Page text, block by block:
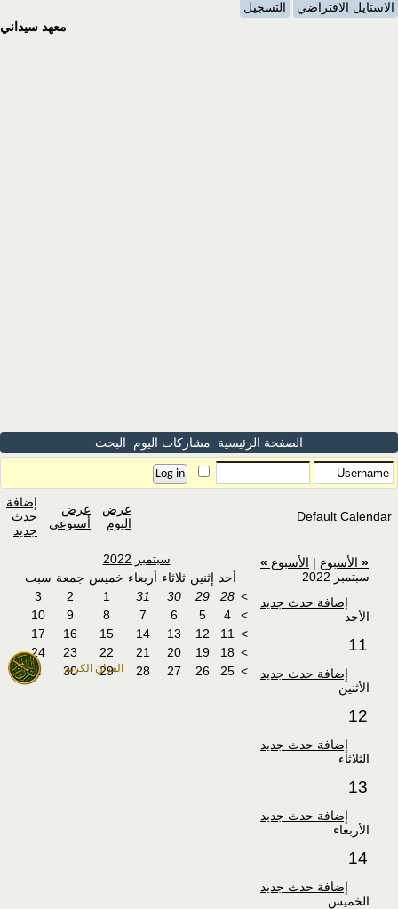
القران الكريم
الاستايل الافتراضي
التسجيل
معهد سيداني
الصفحة الرئيسية مشاركات اليوم البحث
Default Calendar
عرض
اليوم
عرض
أسبوعي
إضافة
حدث
جديد
« الأسبوع | الأسبوع »
سبتمبر 2022
إضافة حدث جديد
الأحد
11
إضافة حدث جديد
الأثنين
12
إضافة حدث جديد
الثلاثاء
13
إضافة حدث جديد
الأربعاء
14
إضافة حدث جديد
الخميس
سبتمبر 2022
أحد إثنين ثلاثاء أربعاء خميس جمعة سبت
>
28
29
30
31
1
2
3
>
4
5
6
7
8
9
10
>
11
12
13
14
15
16
17
>
18
19
20
21
22
23
24
>
25
26
27
28
29
30
1